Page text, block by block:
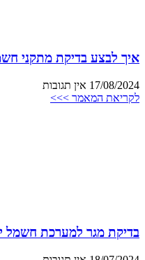
איך לבצע בדיקת מתקני
17/08/2024 אין תגובות
לקריאת המאמר >>>
בדיקת מגר למערכת חשמל